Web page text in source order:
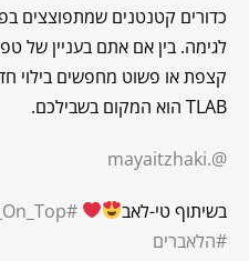
כדורים קטנטנים שמתפוצצים
לגימה. בין אם אתם בעניין של
קצפת או פשוט מחפשים בילוי
TLAB הוא המקום בשבילכם.
@.mayaitzhaki
בשיתוף טי-לאב #Labers
#הלאברים